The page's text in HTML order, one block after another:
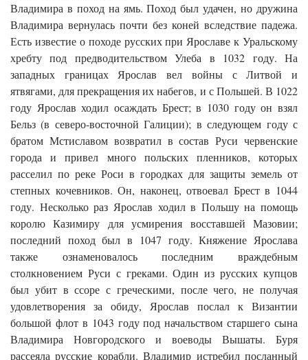
Владимира в поход на ямь. Поход был удачен, но дружина
Владимира вернулась почти без коней вследствие падежа.
Есть известие о походе русских при Ярославе к Уральскому
хребту под предводительством Улеба в 1032 году. На
западных границах Ярослав вел войны с Литвой и
ятвягами, для прекращения их набегов, и с Польшей. В 1022
году Ярослав ходил осаждать Брест; в 1030 году он взял
Бельз (в северо-восточной Галиции); в следующем году с
братом Мстиславом возвратил в состав Руси червенские
города и привел много польских пленников, которых
расселил по реке Роси в городках для защиты земель от
степных кочевников. Он, наконец, отвоевал Брест в 1044
году. Несколько раз Ярослав ходил в Польшу на помощь
королю Казимиру для усмирения восставшей Мазовии;
последний поход был в 1047 году. Княжение Ярослава
также ознаменовалось последним враждебным
столкновением Руси с греками. Один из русских купцов
был убит в ссоре с греческими, после чего, не получая
удовлетворения за обиду, Ярослав послал к Византии
большой флот в 1043 году под начальством старшего сына
Владимира Новгородского и воеводы Вышаты. Буря
рассеяла русские корабли. Владимир истребил посланный